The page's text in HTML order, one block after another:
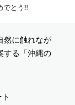
とう!!
然に触れなが
する「沖縄の